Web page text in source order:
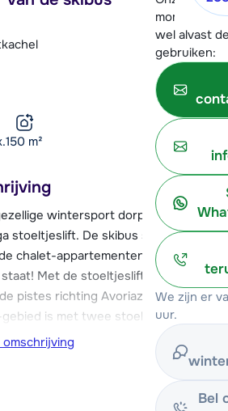
moment
wel alvast
gebruiken:
We zijn er
uur.
Bel
150 m²
wintersport dorp Châtel, op
stoeltjeslift. De skibus stopt op
chalet-appartementen, waardoor je
Met de stoeltjeslift heb je
pistes richting Avoriaz en Morzine.
is met twee stoeltjesliften
Châtel-gebied, dat toegang biedt
Les Portes du Soleil. Met maar
is er elke dag genoeg te ontdekken